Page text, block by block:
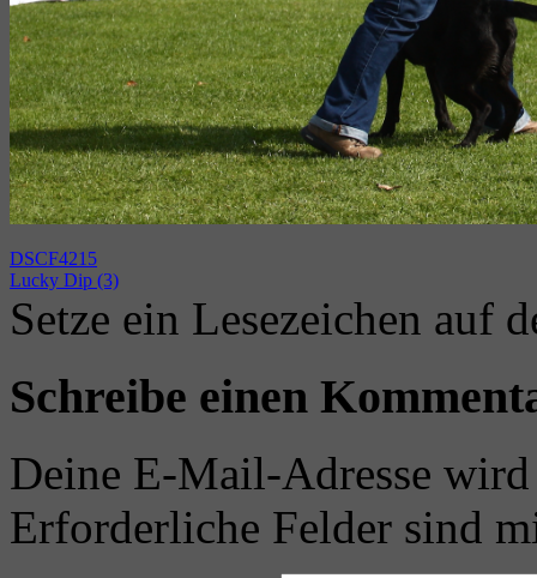
DSCF4215
Lucky Dip (3)
Setze ein Lesezeichen auf
Schreibe einen
Deine E-Mail-Adresse
Erforderliche Felder sind